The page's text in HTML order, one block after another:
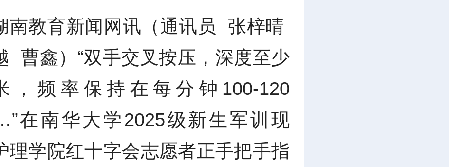
南教育新闻网讯（通讯员 张梓晴
曹鑫）“双手交叉按压，深度至少
，频率保持在每分钟100-120
在南华大学2025级新生军训现
理学院红十字会志愿者正手把手指